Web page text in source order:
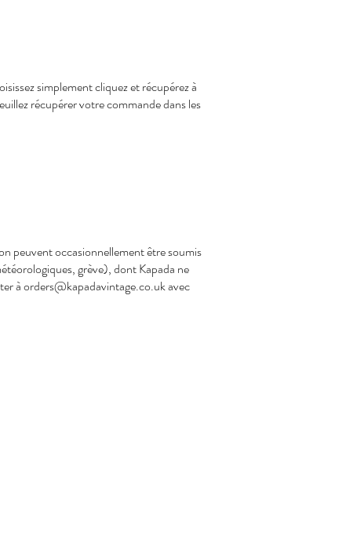
simplement cliquez et récupérez à
récupérer votre commande dans les
peuvent occasionnellement être soumis
grève), dont Kapada ne
àorders@kapadavintage.co.ukavec